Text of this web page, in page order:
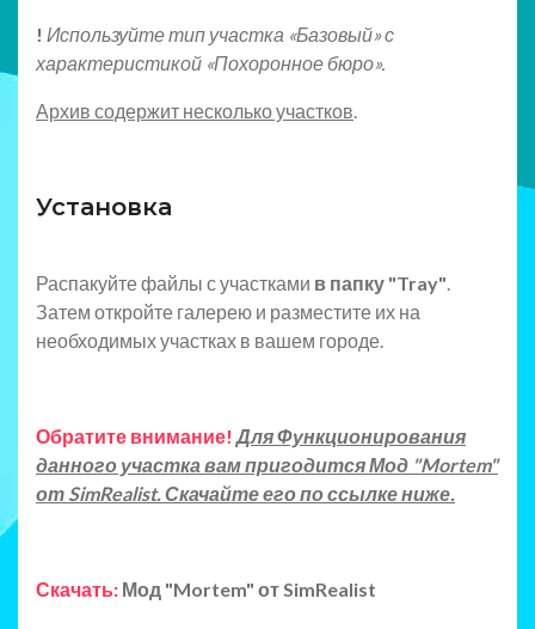
! Используйте тип участка «Базовый» с
характеристикой «Похоронное бюро».
Архив содержит несколько участков.
Установка
Распакуйте файлы с участками в папку "Tray".
Затем откройте галерею и разместите их на
необходимых участках в вашем городе.
Обратите внимание! Для Функционирования
данного участка вам пригодится Мод "Mortem"
от SimRealist. Скачайте его по ссылке ниже.
Скачать: Мод "Mortem" от SimRealist